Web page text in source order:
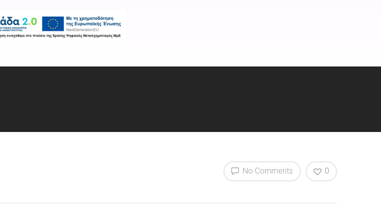
Εταιρεία Προϊόντα Χρήσιμοι Σύνδεσμοι
No Comments 0